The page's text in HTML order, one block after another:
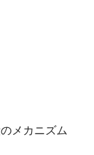
メカニズム